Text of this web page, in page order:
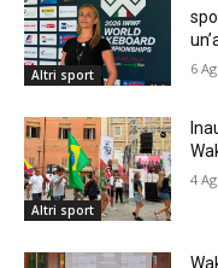
Altri sport 6
Altri sport
4